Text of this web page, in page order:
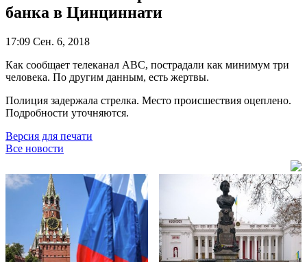
банка в Цинциннати
17:09 Сен. 6, 2018
Как сообщает телеканал ABC, пострадали как минимум три
человека. По другим данным, есть жертвы.
Полиция задержала стрелка. Место происшествия оцеплено.
Подробности уточняются.
Версия для печати
Все новости